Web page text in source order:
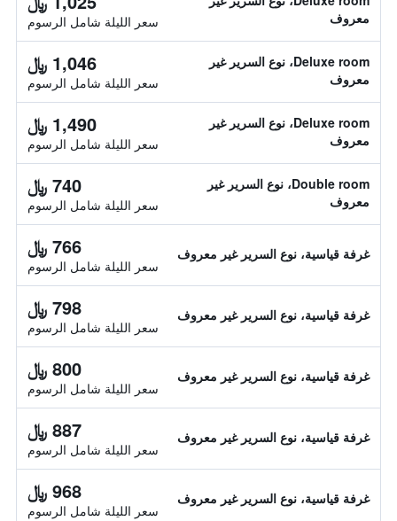
معروف
سعر الليلة شامل الرسوم
Deluxe room، نوع السرير غير
معروف
1,046 ﷼
سعر الليلة شامل الرسوم
Deluxe room، نوع السرير غير
معروف
1,490 ﷼
سعر الليلة شامل الرسوم
Double room، نوع السرير غير
معروف
740 ﷼
سعر الليلة شامل الرسوم
غرفة قياسية، نوع السرير غير معروف 766 ﷼
سعر الليلة شامل الرسوم
غرفة قياسية، نوع السرير غير معروف 798 ﷼
سعر الليلة شامل الرسوم
غرفة قياسية، نوع السرير غير معروف 800 ﷼
سعر الليلة شامل الرسوم
غرفة قياسية، نوع السرير غير معروف 887 ﷼
سعر الليلة شامل الرسوم
غرفة قياسية، نوع السرير غير معروف 968 ﷼
سعر الليلة شامل الرسوم